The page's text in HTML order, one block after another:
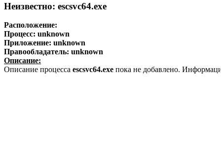
Неизвестно: escsvc64.exe
Расположение:
Процесс: unknown
Приложение: unknown
Правообладатель: unknown
Описание:
Описание процесса escsvc64.exe пока не добавлено.